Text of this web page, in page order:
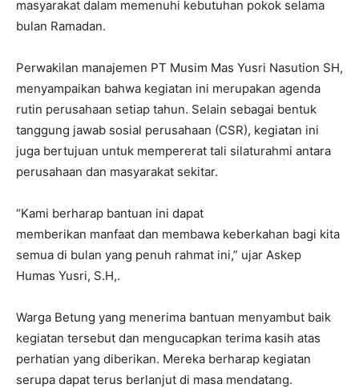
masyarakat dalam memenuhi kebutuhan pokok selama
bulan Ramadan.
Perwakilan manajemen PT Musim Mas Yusri Nasution SH,
menyampaikan bahwa kegiatan ini merupakan agenda
rutin perusahaan setiap tahun. Selain sebagai bentuk
tanggung jawab sosial perusahaan (CSR), kegiatan ini
juga bertujuan untuk mempererat tali silaturahmi antara
perusahaan dan masyarakat sekitar.
“Kami berharap bantuan ini dapat
memberikan manfaat dan membawa keberkahan bagi kita
semua di bulan yang penuh rahmat ini,” ujar Askep
Humas Yusri, S.H,.
Warga Betung yang menerima bantuan menyambut baik
kegiatan tersebut dan mengucapkan terima kasih atas
perhatian yang diberikan. Mereka berharap kegiatan
serupa dapat terus berlanjut di masa mendatang.